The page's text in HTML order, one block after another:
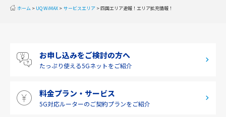
九州・沖縄
ホーム UQ WiMAX サービスエリア 四国エリア速報！エリア拡充情報！
お申し込みをご検討の方へ
たっぷり使える5Gネットをご紹介
料金プラン・サービス
5G対応ルーターのご契約プランをご紹介